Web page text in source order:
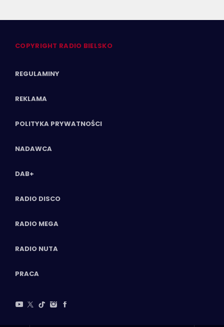
COPYRIGHT RADIO BIELSKO
REGULAMINY
REKLAMA
POLITYKA PRYWATNOŚCI
NADAWCA
DAB+
RADIO DISCO
RADIO MEGA
RADIO NUTA
PRACA